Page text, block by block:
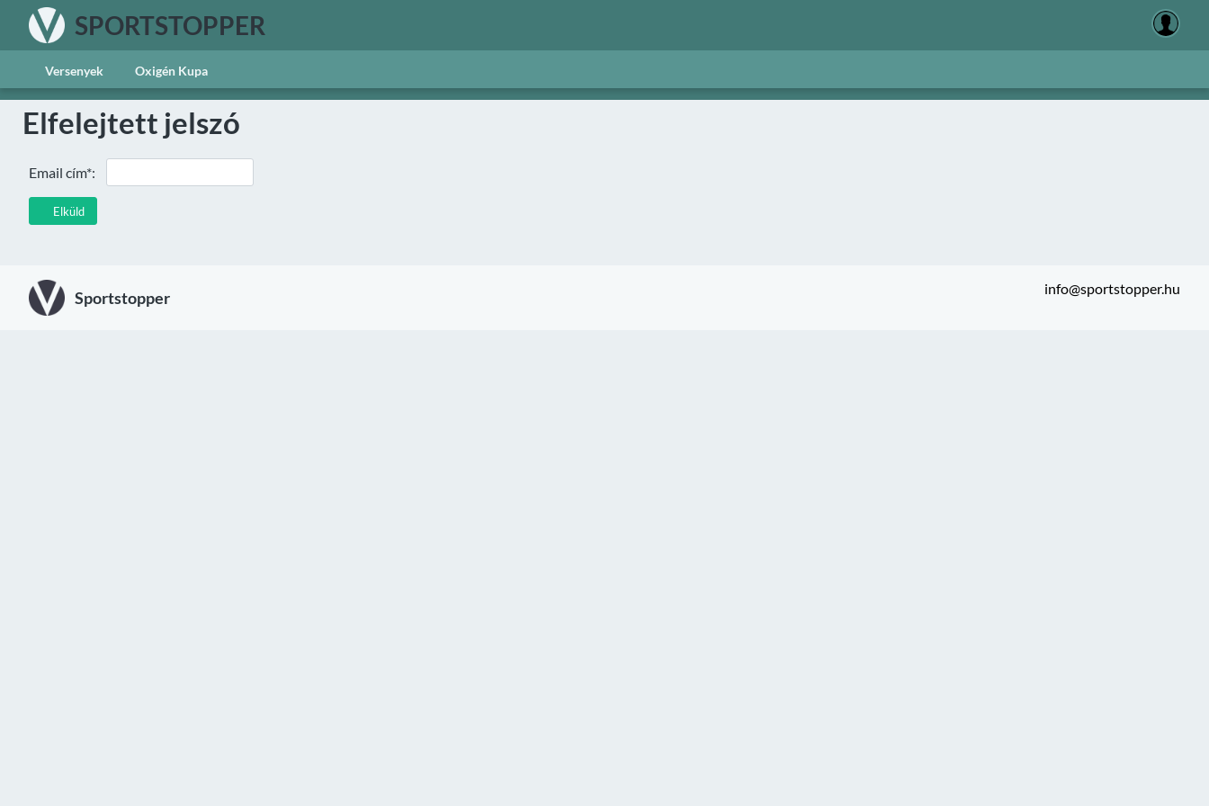
SPORTSTOPPER
Versenyek Oxigén Kupa
Elfelejtett jelszó
Elküld
Email cím*:
Sportstopper info@sportstopper.hu